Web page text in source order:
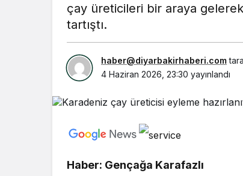
çay üreticileri bir araya
tartıştı.
haber@diyarbakirhaberi.com
4 Haziran 2026, 23:30 yayınlandı
Haber: Gençağa Karafazlı